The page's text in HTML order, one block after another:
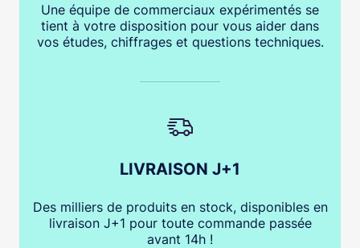
Une équipe de commerciaux expérimentés se
tient à votre disposition pour vous aider dans
vos études, chiffrages et questions techniques.
LIVRAISON J+1
Des milliers de produits en stock, disponibles en
livraison J+1 pour toute commande passée
avant 14h !